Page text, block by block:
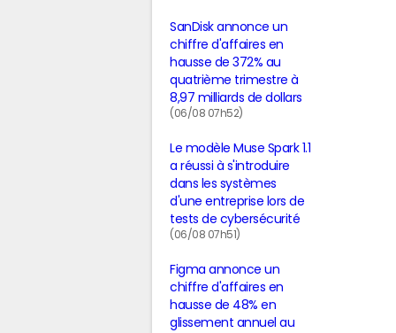
SanDisk annonce un
chiffre d'affaires en
hausse de 372% au
quatrième trimestre à
8,97 milliards de dollars
(06/08 07h52)
Le modèle Muse Spark 1.1
a réussi à s'introduire
dans les systèmes
d'une entreprise lors de
tests de cybersécurité
(06/08 07h51)
Figma annonce un
chiffre d'affaires en
hausse de 48% en
glissement annuel au